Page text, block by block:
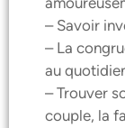
– Savoir
– La
au
– Trouver
couple, la